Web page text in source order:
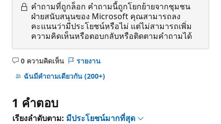
คำถามที่ถูกล็อก คำถามนี้ถูกโยกย้ายจากชุมชน
ฝ่ายสนับสนุนของ Microsoft คุณสามารถลง
คะแนนว่ามีประโยชน์หรือไม่ แต่ไม่สามารถเพิ่ม
ความคิดเห็นหรือตอบกลับหรือติดตามคำถามได้
0 ความคิดเห็น
ไม่มี
ข้อคิด
รายงาน
ฉันมีคําถามเดียวกัน (200+)
1 คำตอบ
เรียงลำดับตาม: มีประโยชน์มากที่สุด